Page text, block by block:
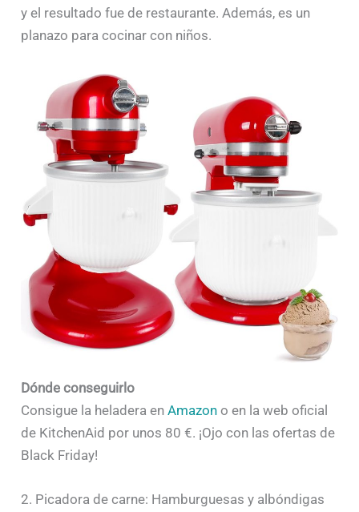
y el resultado fue de restaurante. Además, es un
planazo para cocinar con niños.
Dónde conseguirlo
Consigue la heladera enAmazon o en la web oficial
de KitchenAid por unos 80 €. ¡Ojo con las ofertas de
Black Friday!
2. Picadora de carne: Hamburguesas y albóndigas